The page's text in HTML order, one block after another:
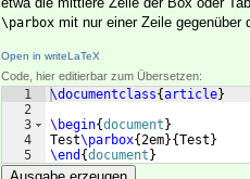
\parbox mit nur einer Zeile gegenüber
Open in writeLaTeX
Code, hier editierbar zum Übersetzen:
1
2
3
4
5
\documentclass{article}
\begin{document }
Test\parbox{2em}{Test }
\end {document }